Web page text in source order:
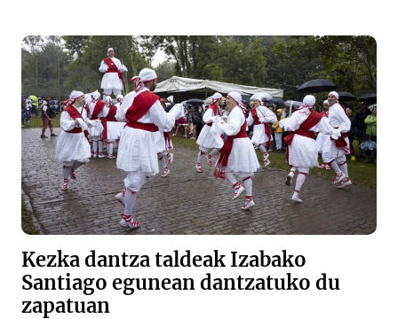
Kezka dantza taldeak Izabako
Santiago egunean dantzatuko du
zapatuan